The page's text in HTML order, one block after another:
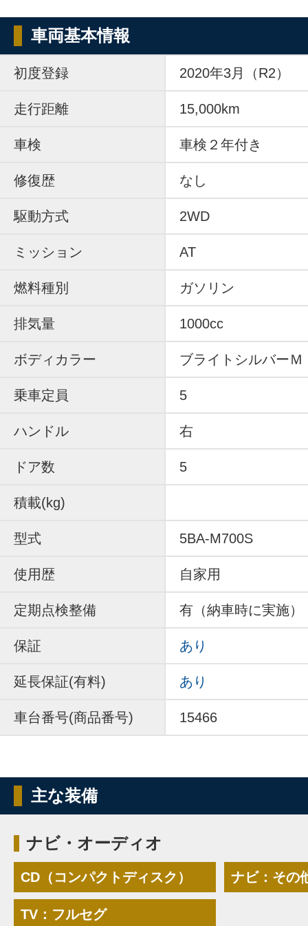
車両基本情報
初度登録 2020年3月（R2）
走行距離 15,000km
車検 車検２年付き
修復歴 なし
駆動方式 2WD
ミッション AT
燃料種別 ガソリン
排気量 1000cc
ボディカラー ブライトシルバーＭ
乗車定員 5
ハンドル 右
ドア数 5
積載(kg)
型式 5BA-M700S
使用歴 自家用
定期点検整備 有（納車時に実施）
保証 あり
延長保証(有料) あり
車台番号(商品番号) 15466
主な装備
ナビ・オーディオ
CD（コンパクトディスク） ナビ：その
TV：フルセグ